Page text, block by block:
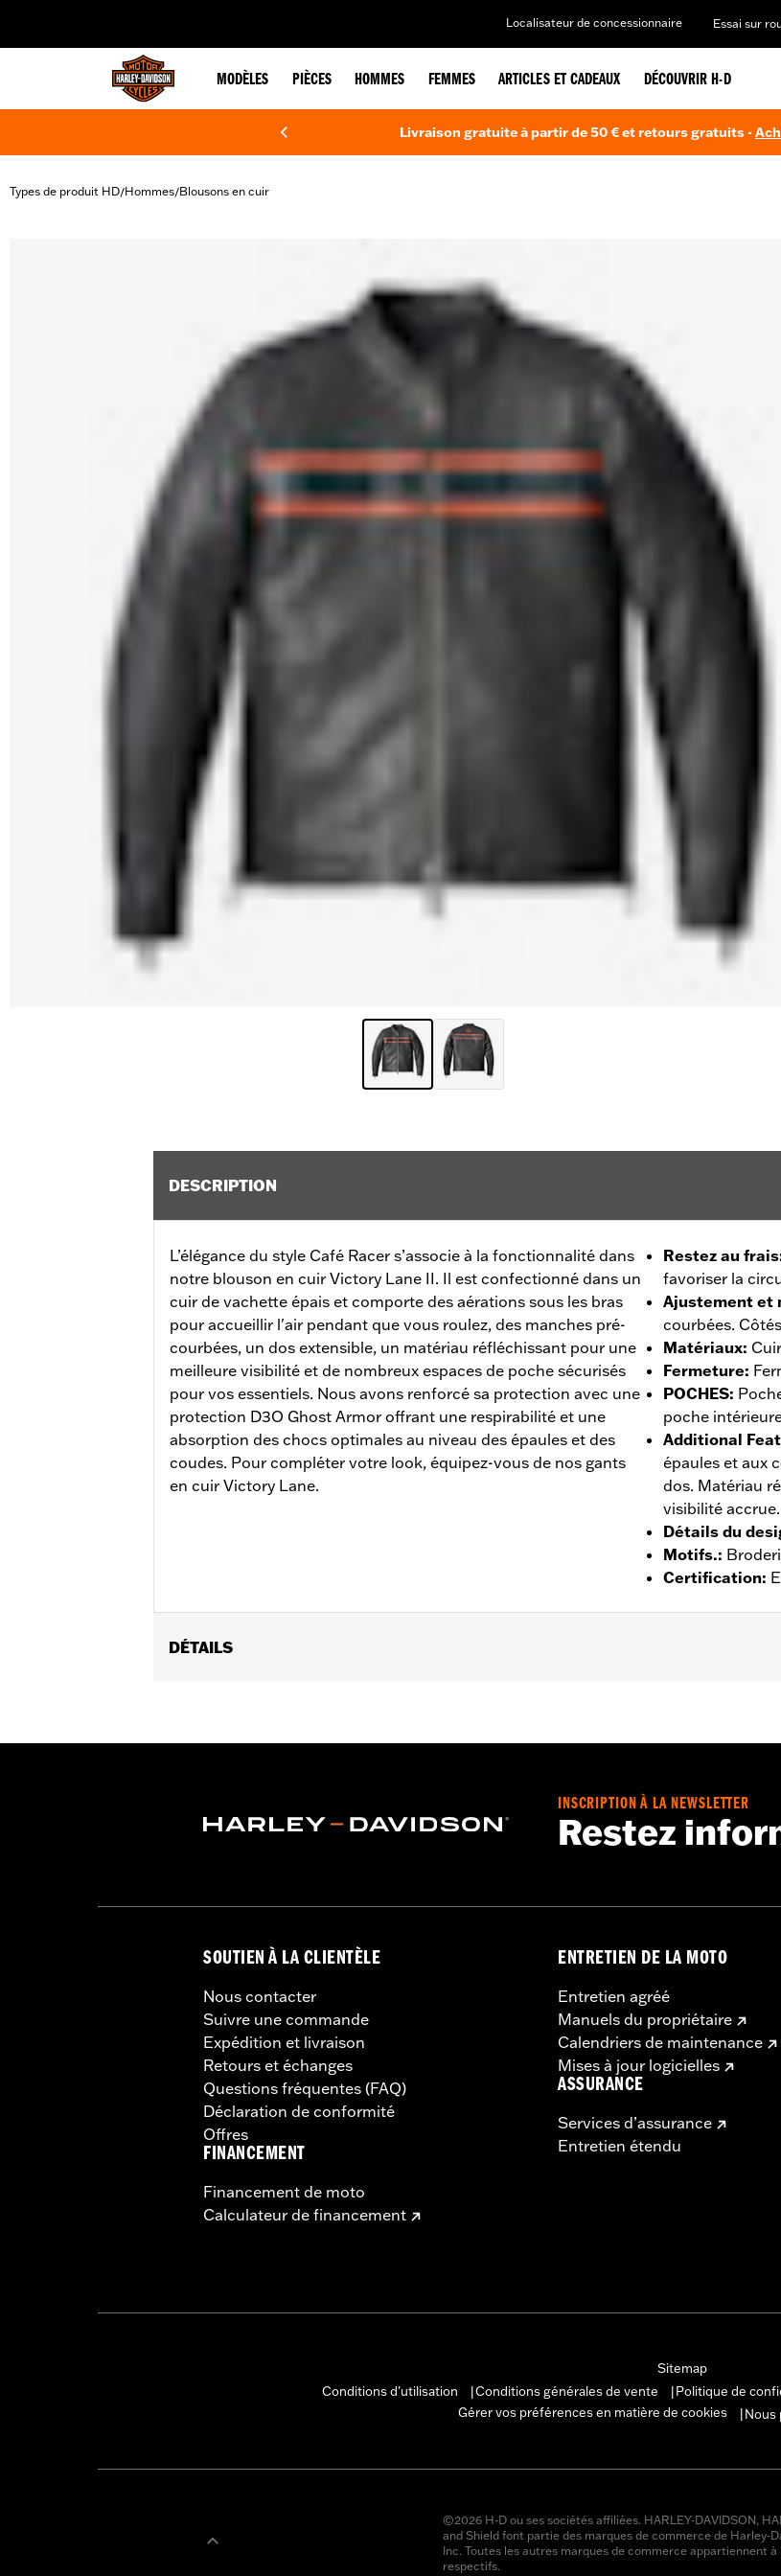
Localisateur de concessionnaire Essai sur
MODÈLES PIÈCES HOMMES FEMMES ARTICLES ET CADEAUX DÉCOUVRIR H-D
Livraison gratuite à partir de 50 € et retours gratuits -
Types de produit HD/Hommes/Blousons en cuir
DESCRIPTION
L’élégance du style Café Racer s’associe à la fonctionnalité dans
notre blouson en cuir Victory Lane II. Il est confectionné dans un
cuir de vachette épais et comporte des aérations sous les bras
pour accueillir l'air pendant que vous roulez, des manches pré-
courbées, un dos extensible, un matériau réfléchissant pour une
meilleure visibilité et de nombreux espaces de poche sécurisés
pour vos essentiels. Nous avons renforcé sa protection avec une
protection D3O Ghost Armor offrant une respirabilité et une
absorption des chocs optimales au niveau des épaules et des
coudes. Pour compléter votre look, équipez-vous de nos gants
en cuir Victory Lane.
Restez au frais
favoriser la
Ajustement et
courbées.
Matériaux:
Fermeture:
POCHES:
poche
Additional
épaules et aux
dos. Matériau
visibilité accrue.
Détails du
Motifs.:
Certification:
DÉTAILS
Fermeture éclair intérieure,Protection inclue,Poches de protection,Réfléchissant
INSCRIPTION À LA NEWSLETTER
Restez
SOUTIEN À LA CLIENTÈLE
Nous contacter
Suivre une commande
Expédition et livraison
Retours et échanges
Questions fréquentes (FAQ)
Déclaration de conformité
Offres
FINANCEMENT
Financement de moto
Calculateur de financement
ENTRETIEN DE LA MOTO
Entretien agréé
Manuels du propriétaire
Calendriers de maintenance
Mises à jour logicielles
ASSURANCE
Services d’assurance
Entretien étendu
Sitemap
Conditions d'utilisation
Conditions générales de vente Politique de
Gérer vos préférences en matière de cookies
Nous
©2026 H-D ou ses sociétés affiliées. HARLEY-DAVIDSON,
and Shield font partie des marques de commerce de Harley-
Inc. Toutes les autres marques de commerce appartiennent
respectifs.